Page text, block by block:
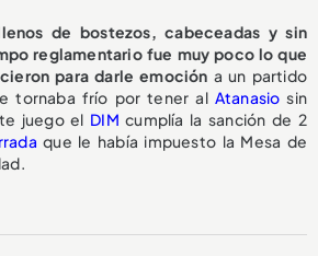
de bostezos, cabeceadas y sin
reglamentario fue muy poco lo que
para darle emoción a un partido
tornaba frío por tener al Atanasiosin
juego el DIMcumplía la sanción de 2
que le había impuesto la Mesa de